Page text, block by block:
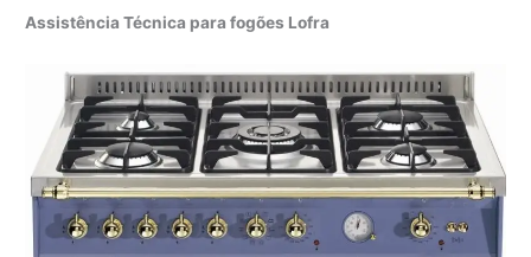
Assistência Técnica para fogões Lofra